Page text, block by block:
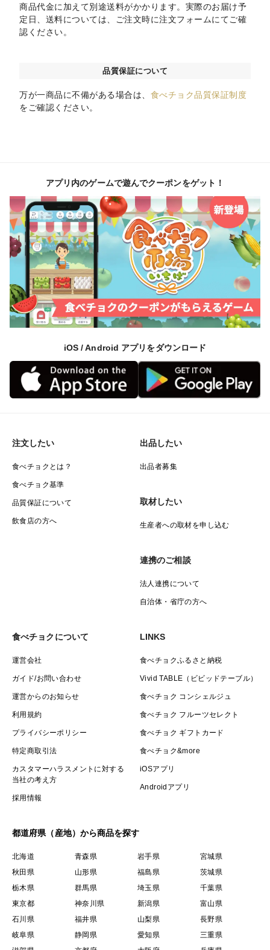
商品代金に加えて別途送料がかかります。実際のお届け予
定日、送料については、ご注文時に注文フォームにてご確
認ください。
品質保証について
万が一商品に不備がある場合は、 食べチョク品質保証制度
をご確認ください。
アプリ内のゲームで遊んでクーポンをゲット！
iOS / Android アプリをダウンロード
注文したい
食べチョクとは？
食べチョク基準
品質保証について
飲食店の方へ
出品したい
出品者募集
取材したい
生産者への取材を申し込む
連携のご相談
法人連携について
自治体・省庁の方へ
食べチョクについて
運営会社
ガイド/お問い合わせ
運営からのお知らせ
利用規約
プライバシーポリシー
特定商取引法
カスタマーハラスメントに対する
当社の考え方
採用情報
LINKS
食べチョクふるさと納税
Vivid TABLE（ビビッドテーブル）
食べチョク コンシェルジュ
食べチョク フルーツセレクト
食べチョク ギフトカード
食べチョク&more
iOSアプリ
Androidアプリ
都道府県（産地）から商品を探す
北海道 青森県 岩手県
宮城県
秋田県
山形県 福島県
茨城県
栃木県
群馬県 埼玉県
千葉県
東京都
神奈川県 新潟県
富山県
石川県
福井県 山梨県
長野県
岐阜県
静岡県 愛知県
三重県